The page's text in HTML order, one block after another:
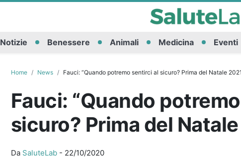
Notizie Benessere Animali Medicina Eventi
Home News Fauci: “Quando potremo sentirci al sicuro? Prima del Natale
Fauci: “Quando
sicuro? Prima del Natale
Da SaluteLab- 22/10/2020